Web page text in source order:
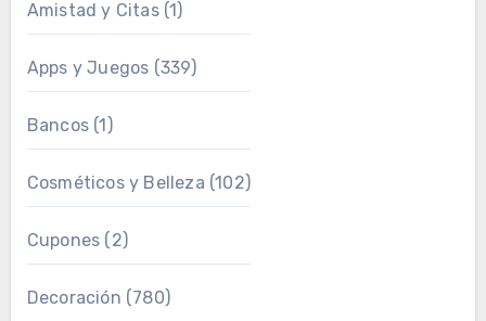
Amistad y Citas(1)
Apps y Juegos (339)
Bancos(1)
Cosméticos y Belleza (102)
Cupones (2)
Decoración (780)